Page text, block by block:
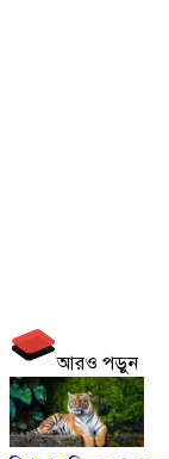
আরও পড়ুন